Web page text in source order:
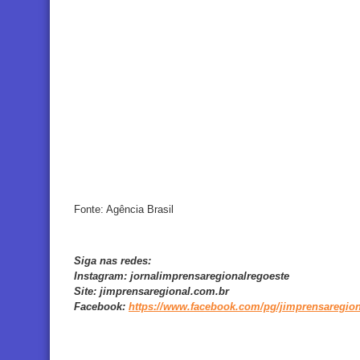
Fonte: Agência Brasil
Siga nas redes:
Instagram: jornalimprensaregionalregoeste
Site: jimprensaregional.com.br
Facebook: https://www.facebook.com/pg/